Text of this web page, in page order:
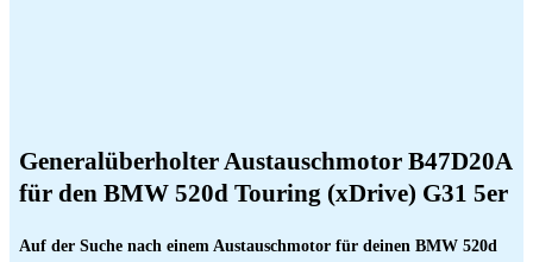
Generalüberholter Austauschmotor B47D20A
für den BMW 520d Touring (xDrive) G31 5er
Auf der Suche nach einem Austauschmotor für deinen BMW 520d